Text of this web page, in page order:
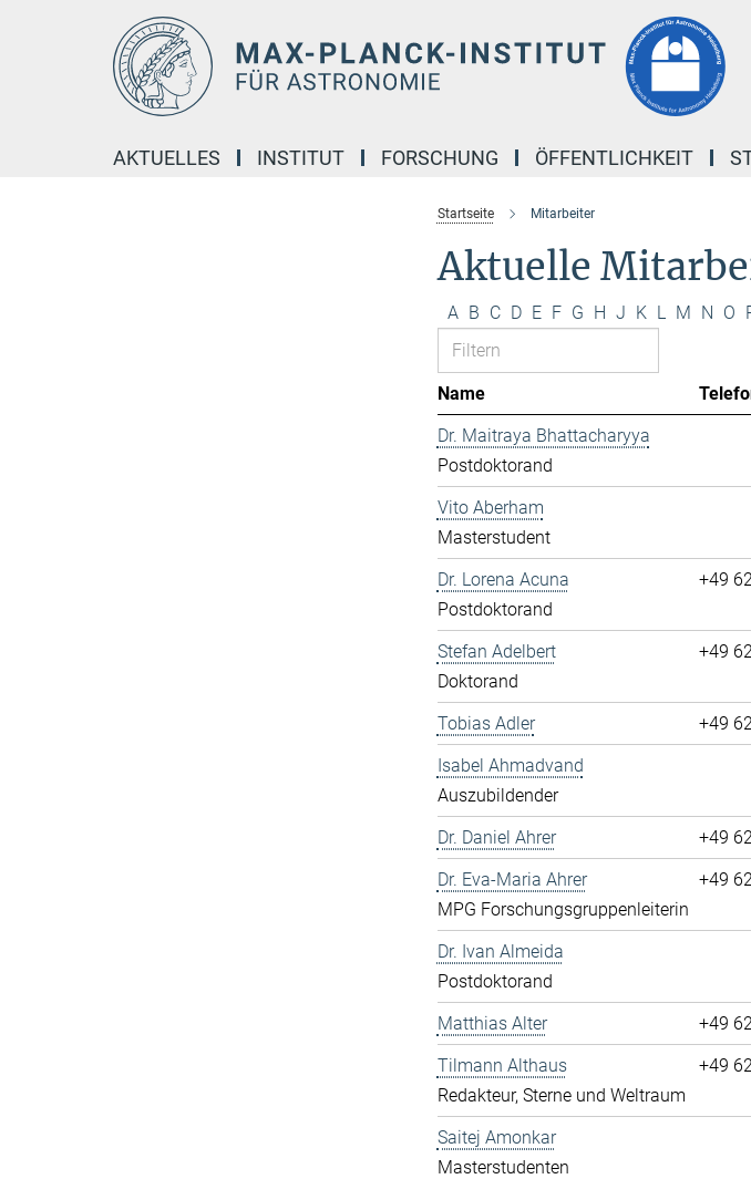
AKTUELLES INSTITUT FORSCHUNG ÖFFENTLICHKEIT
Startseite Mitarbeiter
Aktuelle
A B C D E F G H J K L M N O
Name
Dr. Maitraya Bhattacharyya
Postdoktorand
Vito Aberham
Masterstudent
Dr. Lorena Acuna
Postdoktorand
+49
Stefan Adelbert
Doktorand
+49
Tobias Adler +49
Isabel Ahmadvand
Auszubildender
Dr. Daniel Ahrer +49
Dr. Eva-Maria Ahrer
MPG Forschungsgruppenleiterin
+49
Dr. Ivan Almeida
Postdoktorand
Matthias Alter +49
Tilmann Althaus
Redakteur, Sterne und Weltraum
+49
Saitej Amonkar
Masterstudenten